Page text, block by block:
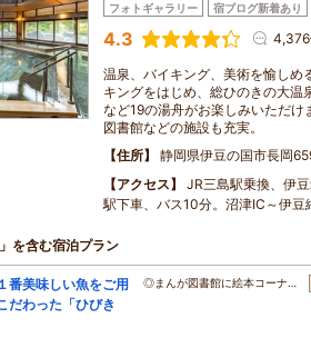
フォトギャラリー 宿ブログ新着あり
4.3
温泉、バイキング、美術を愉しめ
キングをはじめ、総ひのきの大温
など19の湯舟がお楽しみいただけ
図書館などの施設も充実。
住所
静岡県伊豆の国市長岡
アクセス
JR三島駅乗換、伊
駅下車、バス10分。沼津IC～伊
を含む宿泊プラン
番美味しい魚をご用
だわった「ひびき
◎まんが図書館に絵本コーナ…